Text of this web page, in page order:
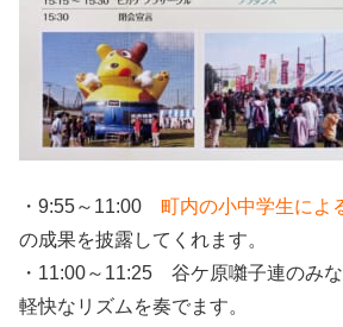
・9:55～11:00 町内の小中学生によ
の成果を披露してくれます。
・11:00～11:25 谷ケ原囃子連のみ
軽快なリズムを奏でます。